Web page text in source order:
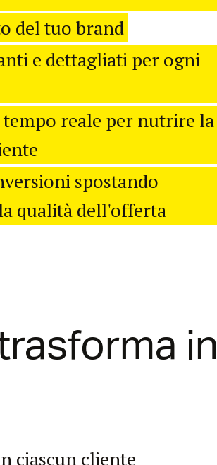
del tuo brand
e dettagliati per ogni
reale per nutrire la
spostando
qualità dell'offerta
in
ciascun cliente